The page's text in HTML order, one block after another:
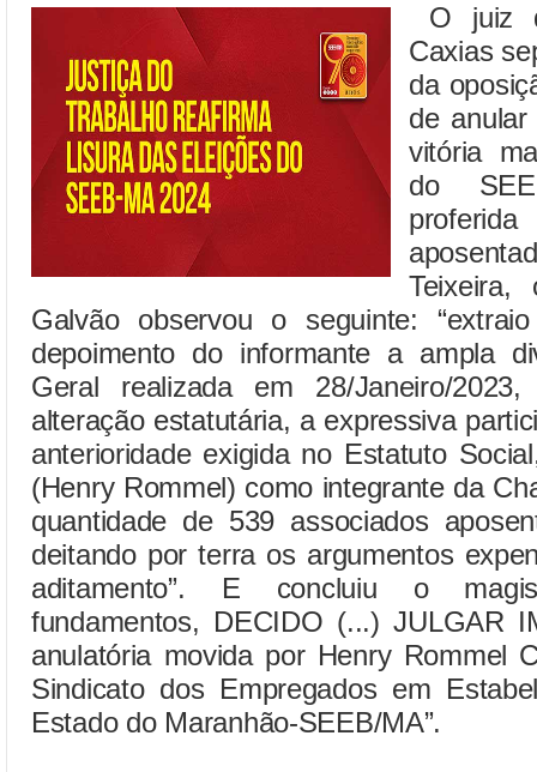
O juiz
Caxias
da
de
vitória
do
Teixeira,
Galvão observou o seguinte:
depoimento do informante a ampla
Geral realizada em 28/Janeiro/
alteração estatutária, a expressiva
anterioridade exigida no Estatuto
(Henry Rommel) como integrante da
quantidade de 539 associados
deitando por terra os argumentos
aditamento”. E concluiu o
fundamentos, DECIDO (...) JULGAR
anulatória movida por Henry Rommel
Sindicato dos Empregados em
Estado do Maranhão-SEEB/MA”.